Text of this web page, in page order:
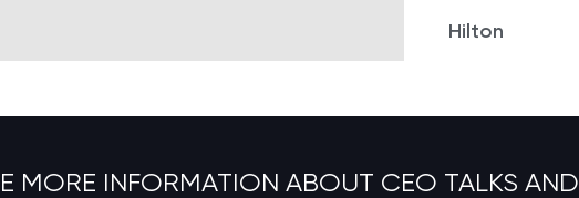
Hilton
MORE INFORMATION ABOUT CEO TALKS AND